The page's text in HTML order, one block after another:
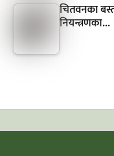
चितवनका
नियन्त्रणका…